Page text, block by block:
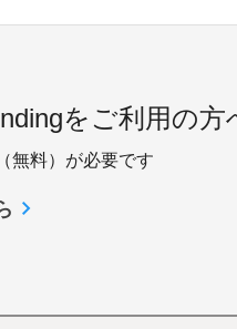
をご利用の方
無料）が必要です